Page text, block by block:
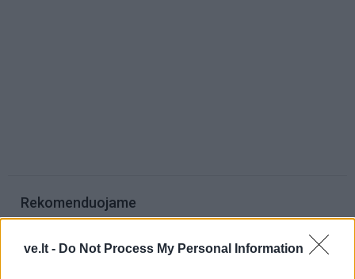
ve.lt - Do Not Process My Personal Information
Rekomenduojame
Pensijų pinigai - naudotiems
automobiliams